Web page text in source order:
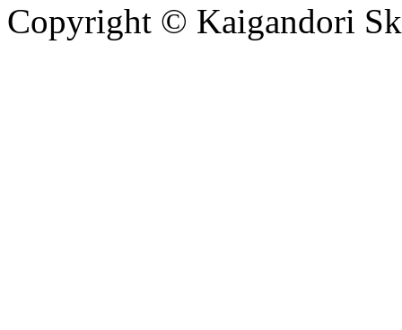
Copyright © Kaigandori